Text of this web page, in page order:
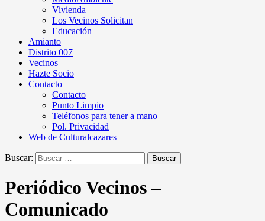
Vivienda
Los Vecinos Solicitan
Educación
Amianto
Distrito 007
Vecinos
Hazte Socio
Contacto
Contacto
Punto Limpio
Teléfonos para tener a mano
Pol. Privacidad
Web de Culturalcazares
Buscar:
Periódico Vecinos –
Comunicado